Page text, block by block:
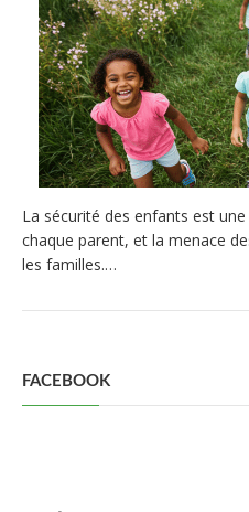
La sécurité des enfants est
chaque parent, et la menace
les familles.…
FACEBOOK